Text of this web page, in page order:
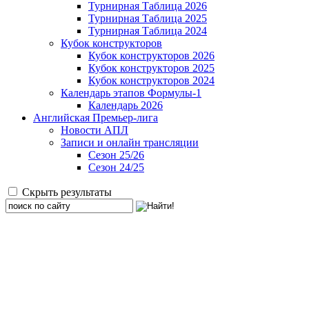
Турнирная Таблица 2026
Турнирная Таблица 2025
Турнирная Таблица 2024
Кубок конструкторов
Кубок конструкторов 2026
Кубок конструкторов 2025
Кубок конструкторов 2024
Календарь этапов Формулы-1
Календарь 2026
Английская Премьер-лига
Новости АПЛ
Записи и онлайн трансляции
Сезон 25/26
Сезон 24/25
Скрыть результаты